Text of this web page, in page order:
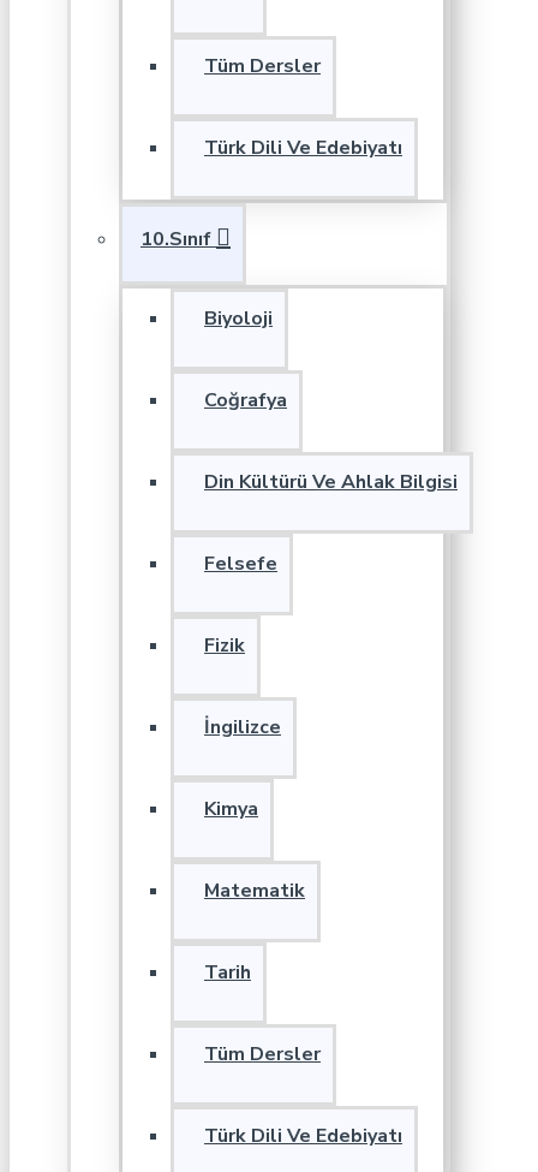
Tüm Dersler
Türk Dili Ve Edebiyatı
10.Sınıf
Biyoloji
Coğrafya
Din Kültürü Ve Ahlak Bilgisi
Felsefe
Fizik
İngilizce
Kimya
Matematik
Tarih
Tüm Dersler
Türk Dili Ve Edebiyatı